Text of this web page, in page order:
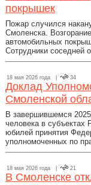
покрышек
Пожар случился
Смоленска.
автомобильных
Сотрудники соседней
18 мая 2026 года | 34
Доклад
Смоленской
В завершившемся
человека в субъектах
юбилей принятия
уполномоченных по
18 мая 2026 года | 21
В Смоленске